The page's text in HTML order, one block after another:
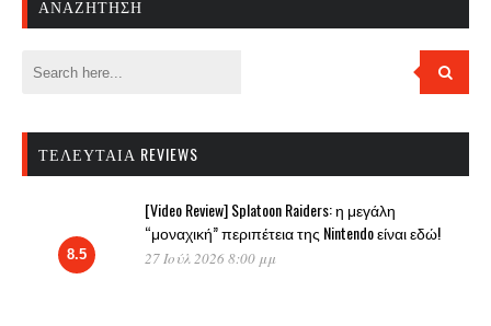
ΑΝΑΖΉΤΗΣΗ
ΤΕΛΕΥΤΑΊΑ REVIEWS
8.5
[Video Review] Splatoon Raiders: η μεγάλη
“μοναχική” περιπέτεια της Nintendo είναι εδώ!
27 Ιούλ 2026 8:00 μμ